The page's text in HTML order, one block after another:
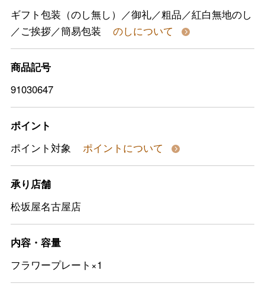
ギフト包装（のし無し）／御礼／粗品／紅白無地のし
／ご挨拶／簡易包装
のしについて
商品記号
91030647
ポイント
ポイント対象
ポイントについて
承り店舗
松坂屋名古屋店
内容・容量
フラワープレート×1